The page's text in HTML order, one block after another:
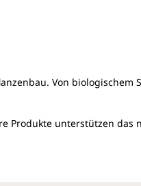
Von
Produkte unterstützen